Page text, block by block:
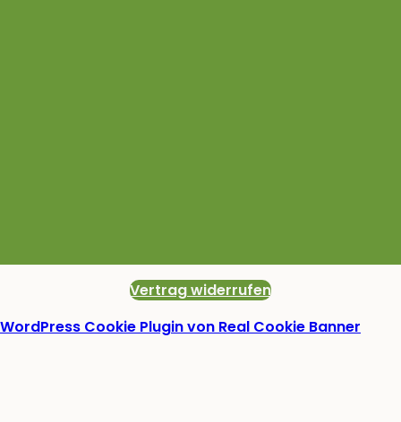
Vertrag widerrufen
WordPress Cookie Plugin von Real Cookie Banner